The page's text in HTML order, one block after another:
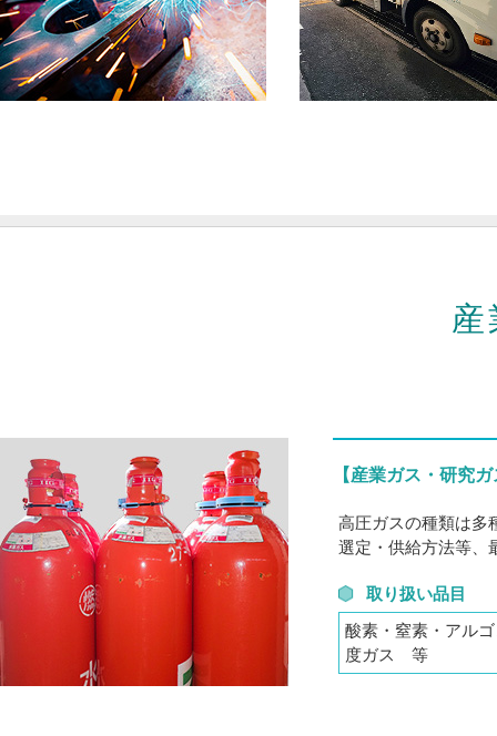
【産業ガス・研究
高圧ガスの種類は多
選定・供給方法等、
取り扱い品目
酸素・窒素・アル
度ガス 等